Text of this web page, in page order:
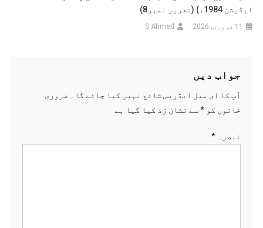
ایڈیشن 1984ء) (تقریر نمبر8)
11 فروری, 2026 S Ahmed
جواب دیں
آپ کا ای میل ایڈریس شائع نہیں کیا جائے گا۔
ضروری
خانوں کو *سے نشان زد کیا گیا ہے
تبصرہ *